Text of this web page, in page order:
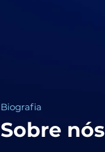
Biografia
Sobre nós